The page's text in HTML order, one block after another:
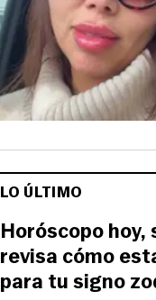
LO ÚLTIMO
Horóscopo hoy,
revisa cómo
para tu signo